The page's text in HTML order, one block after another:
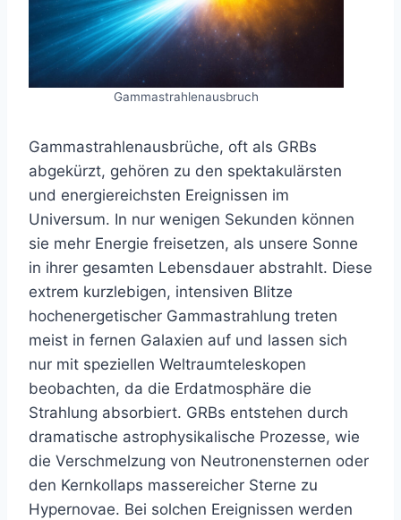
Gammastrahlenausbruch
Gammastrahlenausbrüche, oft als GRBs
abgekürzt, gehören zu den spektakulärsten
und energiereichsten Ereignissen im
Universum. In nur wenigen Sekunden können
sie mehr Energie freisetzen, als unsere Sonne
in ihrer gesamten Lebensdauer abstrahlt. Diese
extrem kurzlebigen, intensiven Blitze
hochenergetischer Gammastrahlung treten
meist in fernen Galaxien auf und lassen sich
nur mit speziellen Weltraumteleskopen
beobachten, da die Erdatmosphäre die
Strahlung absorbiert. GRBs entstehen durch
dramatische astrophysikalische Prozesse, wie
die Verschmelzung von Neutronensternen oder
den Kernkollaps massereicher Sterne zu
Hypernovae. Bei solchen Ereignissen werden